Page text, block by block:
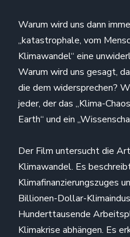
Warum wird uns dann
„katastrophale, vom
Klimawandel“ eine
Warum wird uns gesagt,
die dem widersprechen?
jeder, der das „Klima-
Earth“ und ein
Der Film untersucht die
Klimawandel. Es
Klimafinanzierungszuges
Billionen-Dollar-
Hunderttausende
Klimakrise abhängen. Es